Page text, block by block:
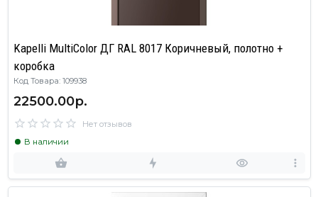
Kapelli MultiColor ДГ RAL 8017 Коричневый, полотно +
коробка
Код Товара: 109938
22500.00р.
Нет отзывов
В наличии